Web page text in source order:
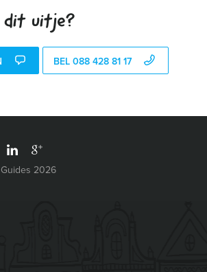
dit uitje?
BEL 088 428 81 17
2026